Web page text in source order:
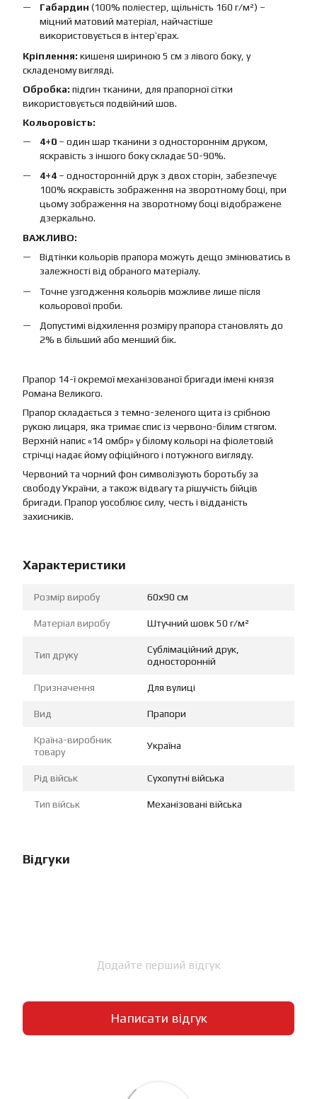
Габардин (100% поліестер, щільність 160 г/м²) –
міцний матовий матеріал, найчастіше
використовується в інтер’єрах.
Кріплення: кишеня шириною 5 см з лівого боку, у
складеному вигляді.
Обробка: підгин тканини, для прапорної сітки
використовується подвійний шов.
Кольоровість:
4+0 – один шар тканини з одностороннім друком,
яскравість з іншого боку складає 50-90%.
4+4 – односторонній друк з двох сторін, забезпечує
100% яскравість зображення на зворотному боці, при
цьому зображення на зворотному боці відображене
дзеркально.
ВАЖЛИВО:
Відтінки кольорів прапора можуть дещо змінюватись в
залежності від обраного матеріалу.
Точне узгодження кольорів можливе лише після
кольорової проби.
Допустимі відхилення розміру прапора становлять до
2% в більший або менший бік.
Прапор 14-ї окремої механізованої бригади імені князя
Романа Великого.
Прапор складається з темно-зеленого щита із срібною
рукою лицаря, яка тримає спис із червоно-білим стягом.
Верхній напис «14 омбр» у білому кольорі на фіолетовій
стрічці надає йому офіційного і потужного вигляду.
Червоний та чорний фон символізують боротьбу за
свободу України, а також відвагу та рішучість бійців
бригади. Прапор уособлює силу, честь і відданість
захисників.
Характеристики
Розмір виробу 60х90 см
Матеріал виробу Штучний шовк 50 г/м²
Тип друку
Сублімаційний друк,
односторонній
Призначення Для вулиці
Вид Прапори
Країна-виробник
товару
Україна
Рід військ Сухопутні війська
Тип військ Механізовані війська
Відгуки
Додайте перший відгук
Написати відгук